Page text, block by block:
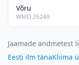
Võru
WMO26249
Jaamade andmetest
Eesti ilm tänaKliima